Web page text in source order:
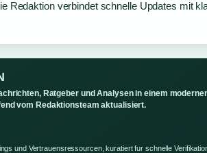
Redaktion verbindet schnelle Updates mit
Ratgeber und Analysen in einem
vom Redaktionsteam aktualisiert.
und Vertrauensressourcen, kuratiert fur schnelle